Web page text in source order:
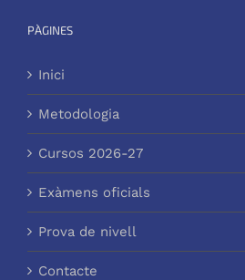
PÀGINES
Inici
Metodologia
Cursos 2026-27
Exàmens oficials
Prova de nivell
Contacte